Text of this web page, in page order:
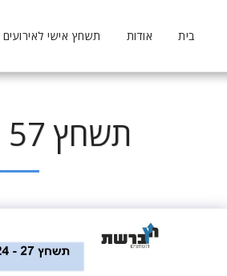
בית אודות תשחץ אישי לאירועים
תשחץ 57 - 2024